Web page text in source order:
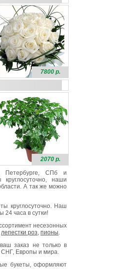
7800 р.
2070 р.
Петербурге, СПб и
наши
А так же можно
круглосуточно. Наш
24 часа в сутки!
несезонных
лепестки роз, пионы.
заказ не только в
СНГ, Европы и мира.
букеты, оформляют